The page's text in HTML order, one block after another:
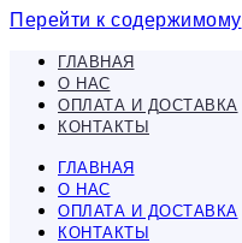
Перейти к содержимому
ГЛАВНАЯ
О НАС
ОПЛАТА И ДОСТАВКА
КОНТАКТЫ
ГЛАВНАЯ
О НАС
ОПЛАТА И ДОСТАВКА
КОНТАКТЫ